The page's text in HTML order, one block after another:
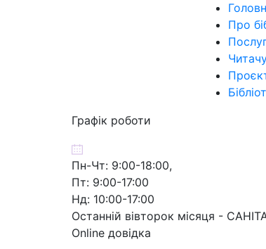
Про
Графік роботи
Пн-Чт: 9:00-18:00,
Пт: 9:00-17:00
Нд: 10:00-17:00
Останній вівторок місяця -
Online довідка